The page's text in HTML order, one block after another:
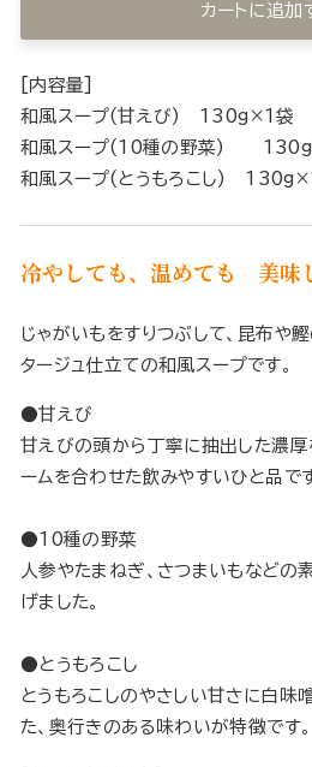
カートに追加
[内容量]
和風スープ(甘えび) 130g×1袋
和風スープ(10種の野菜)
和風スープ(とうもろこし)
冷やしても、温めても 美味
じゃがいもをすりつぶして、昆布や
タージュ仕立ての和風スープです。
●甘えび
甘えびの頭から丁寧に抽出した濃厚
ームを合わせた飲みやすいひと品です
●10種の野菜
人参やたまねぎ、さつまいもなどの
げました。
●とうもろこし
とうもろこしのやさしい甘さに白味
た、奥行きのある味わいが特徴です。